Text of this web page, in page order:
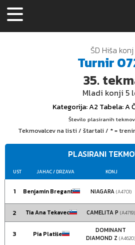
ŠD Hiša konj
Turnir
35.
Mladi konji 5
Kategorija: A2 Tabela: A
Število plasiranih
Tekmovalcev na listi / štartali / * =
PLASIRANI
UST JAHAC/ DRZAVA KONJ
1 Benjamin Bregant NIAGARA (A4701)
2 Tia Ana Tekavec CAMELITA P(A4719)
3 Pia Platiše
DOMINANT
DIAMOND Z(A4620)